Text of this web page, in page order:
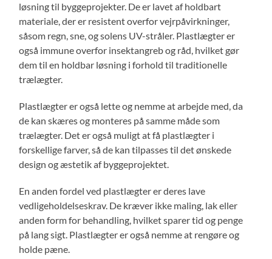
løsning til byggeprojekter. De er lavet af holdbart
materiale, der er resistent overfor vejrpåvirkninger,
såsom regn, sne, og solens UV-stråler. Plastlægter er
også immune overfor insektangreb og råd, hvilket gør
dem til en holdbar løsning i forhold til traditionelle
trælægter.
Plastlægter er også lette og nemme at arbejde med, da
de kan skæres og monteres på samme måde som
trælægter. Det er også muligt at få plastlægter i
forskellige farver, så de kan tilpasses til det ønskede
design og æstetik af byggeprojektet.
En anden fordel ved plastlægter er deres lave
vedligeholdelseskrav. De kræver ikke maling, lak eller
anden form for behandling, hvilket sparer tid og penge
på lang sigt. Plastlægter er også nemme at rengøre og
holde pæne.